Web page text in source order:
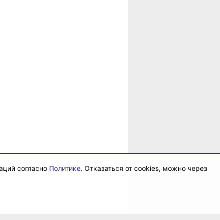
согласно Политике. Отказаться от cookies, можно через